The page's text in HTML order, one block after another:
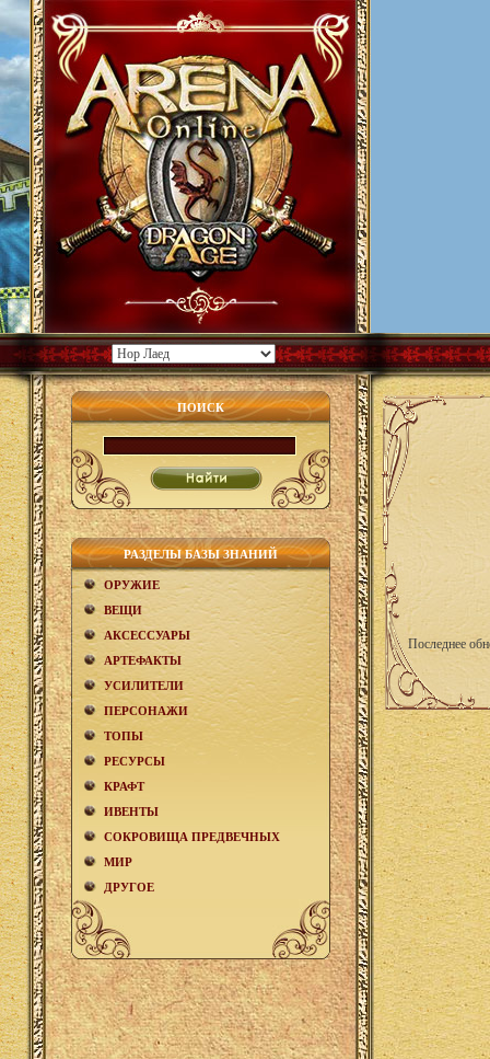
ПОИСК
РАЗДЕЛЫ БАЗЫ ЗНАНИЙ
ОРУЖИЕ
ВЕЩИ
АКCЕСCУАРЫ
АРТЕФАКТЫ
УСИЛИТЕЛИ
ПЕРСОНАЖИ
ТОПЫ
РЕСУРСЫ
КРАФТ
ИВЕНТЫ
СОКРОВИЩА ПРЕДВЕЧНЫХ
МИР
ДРУГОЕ
Последнее